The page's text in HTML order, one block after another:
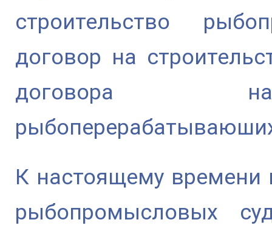
строительство
договор на
договора на
К настоящему времени
рыбопромысловых